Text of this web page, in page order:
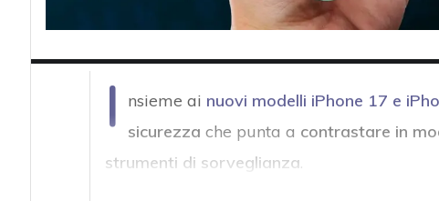
I nsieme ai nuovi modelli iPhone 17 e
sicurezza che punta a contrastare in
strumenti di sorveglianza.